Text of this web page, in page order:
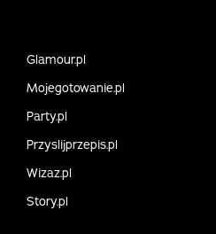
Glamour.pl
Mojegotowanie.pl
Party.pl
Przyslijprzepis.pl
Wizaz.pl
Story.pl